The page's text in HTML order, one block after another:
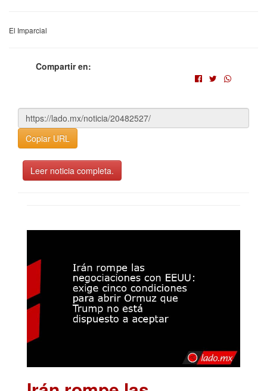
El Imparcial
Compartir en:
Copiar URL
Leer noticia completa.